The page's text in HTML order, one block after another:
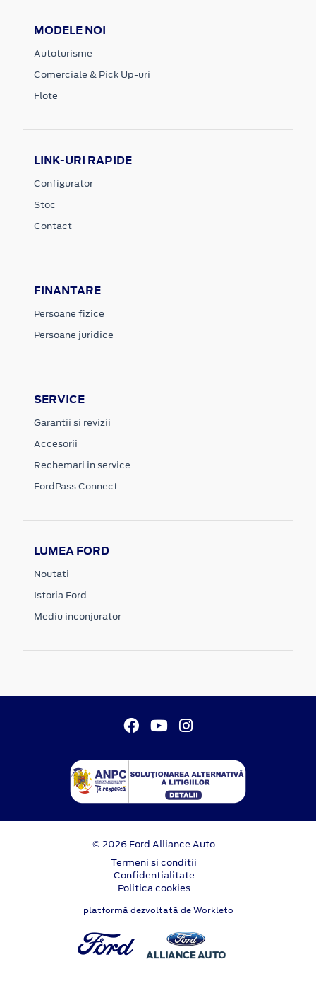
MODELE NOI
Autoturisme
Comerciale & Pick Up-uri
Flote
LINK-URI RAPIDE
Configurator
Stoc
Contact
FINANTARE
Persoane fizice
Persoane juridice
SERVICE
Garantii si revizii
Accesorii
Rechemari in service
FordPass Connect
LUMEA FORD
Noutati
Istoria Ford
Mediu inconjurator
© 2026 Ford Alliance Auto
Termeni si conditii
Confidentialitate
Politica cookies
platformă dezvoltată de Workleto